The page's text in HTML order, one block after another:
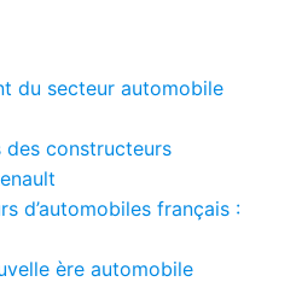
du secteur automobile
des constructeurs
d’automobiles français :
ère automobile